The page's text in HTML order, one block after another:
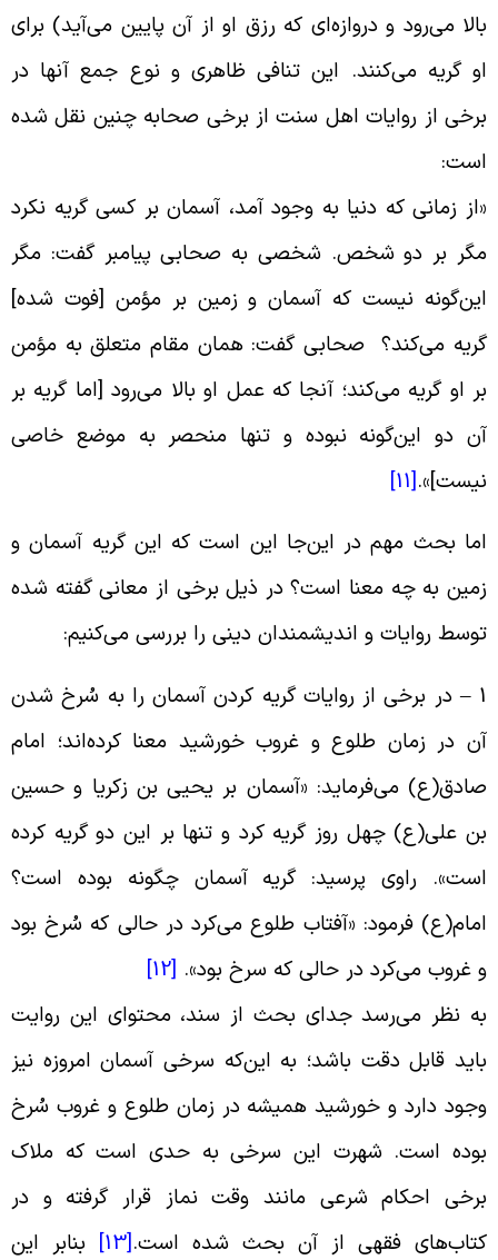
می‌رود و دروازه‌ای که رزق او از آن پایین می‌آید) برای
گریه می‌کنند. این تنافی ظاهری و نوع جمع آنها در
از روایات اهل سنت از برخی صحابه چنین نقل شده
:
از زمانی که دنیا به وجود آمد، آسمان بر کسی گریه نکرد
بر دو شخص. شخصی به صحابی پیامبر گفت:‌ مگر
نیست که آسمان و زمین بر مؤمن [فوت شده]
می‌کند؟ صحابی گفت: همان مقام متعلق به مؤمن
او گریه می‌کند؛ آنجا که عمل او بالا می‌رود [اما گریه بر
دو این‌گونه نبوده و تنها منحصر به موضع خاصی
]».
[11]
بحث مهم در این‌جا این است که این گریه آسمان و
به چه معنا است؟ در ذیل برخی از معانی گفته شده
روایات و اندیشمندان دینی را بررسی می‌کنیم:
در برخی از روایات گریه کردن آسمان را به سُرخ شدن
در زمان طلوع و غروب خورشید معنا کرده‌اند؛ امام
می‌فرماید: «آسمان بر یحیی بن زکریا و حسین
علی(ع) چهل روز گریه کرد و تنها بر این دو گریه کرده
راوی پرسید: گریه آسمان چگونه بوده است؟
فرمود: «آفتاب طلوع می‌کرد در حالی که سُرخ بود
غروب می‌کرد در حالی که سرخ بود».
[12]
نظر می‌رسد جدای بحث از سند، محتوای این روایت
قابل دقت باشد؛ به این‌که سرخی آسمان امروزه نیز
دارد و خورشید همیشه در زمان طلوع و غروب سُرخ
است. شهرت این سرخی به حدی است که ملاک
احکام شرعی مانند وقت نماز قرار گرفته و در
فقهی از آن بحث شده است.
[13]
بنابر این